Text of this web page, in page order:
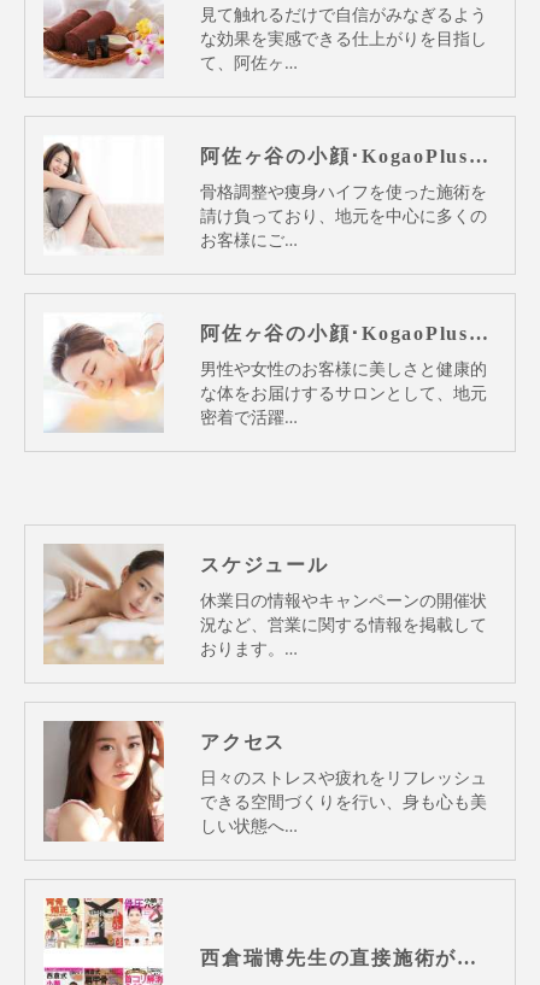
見て触れるだけで自信がみなぎるよう
な効果を実感できる仕上がりを目指し
て、阿佐ヶ…
阿佐ヶ谷の小顔･KogaoPlusの口コミ情報
骨格調整や痩身ハイフを使った施術を
請け負っており、地元を中心に多くの
お客様にご…
阿佐ヶ谷の小顔･KogaoPlusの評判
男性や女性のお客様に美しさと健康的
な体をお届けするサロンとして、地元
密着で活躍…
スケジュール
休業日の情報やキャンペーンの開催状
況など、営業に関する情報を掲載して
おります。…
アクセス
日々のストレスや疲れをリフレッシュ
できる空間づくりを行い、身も心も美
しい状態へ…
西倉瑞博先生の直接施術が始まりました！